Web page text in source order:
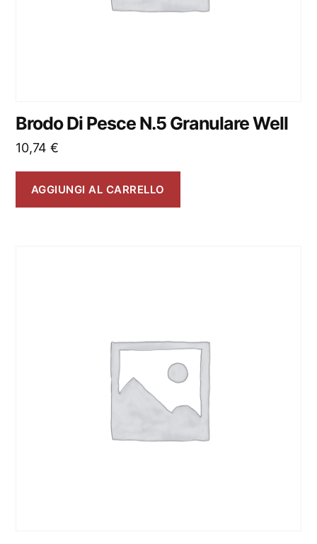
Brodo Di Pesce N.5 Granulare Well
10,74 €
AGGIUNGI AL CARRELLO